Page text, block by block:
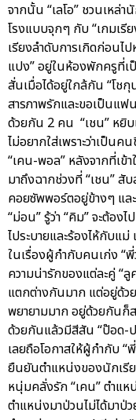
จากนั้น “เลโอ” ชวนเหล่
โรงแบบจุกๆ กับ “เกมเ
เรียงลำดับการเกิดก่อนไ
แปง” อยู่ในห้องพักครูที่เ
สั่นเมื่อได้อยู่ใกล้กัน “โช
สารภาพรักและขอเป็นแ
ด้วยกัน 2 คน “เชน” หยิบ
ไม่อยากใส่เพราะว่าเป็น
“เคน-พอล” หลังจากที่เข้
มาถึงฉากช่วงที่ “เชน” สั
คอยซัพพอร์ตอยู่ข้างๆ แล
“ม่อน” รู้ว่า “คิม” จะต้อง
ไประบายและร้องไห้กับแ
ในเรื่องผู้กำกับคนเก่ง “
ความน่ารักของแต่ละคู่ “
แตกต่างกันมาก แต่อยู่ด้
พยายามมาก อยู่ด้วยกันก็
ด้วยกันแล้วมีสีสัน “ป๊อด-ป
เลยถือโอกาสให้ผู้กำกับ “
ยืนยันตำแหน่งของนักเรี
หนุ่มคลั่งรัก “เคน” ตำแ
ตำแหน่งมาป่วนไม่ได้มาป่